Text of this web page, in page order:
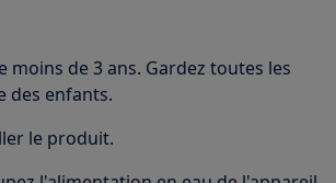
moins de 3 ans. Gardez toutes les
des enfants.
le produit.